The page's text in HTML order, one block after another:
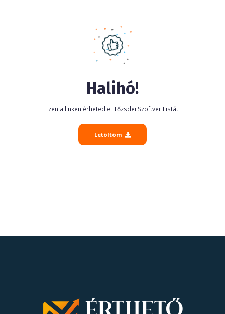
Halihó!
Ezen a linken érheted el Tőzsdei Szoftver Listát.
Letöltöm